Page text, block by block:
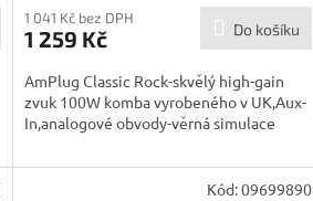
1 041 Kč bez DPH
1 259 Kč Do košíku
AmPlug Classic Rock-skvělý high-gain
zvuk 100W komba vyrobeného v UK,Aux-
In,analogové obvody-věrná simulace
Kód:09699890